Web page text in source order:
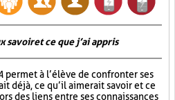
savoir et ce que j’ai appris
permet à l’élève de confronter ses
déjà, ce qu’il aimerait savoir et ce
des liens entre ses connaissances